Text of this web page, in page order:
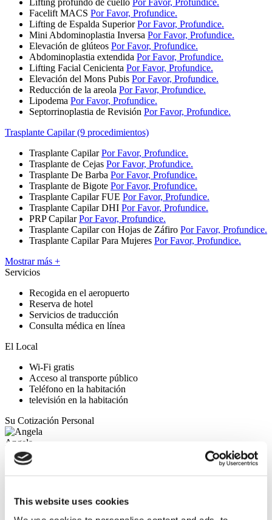
This website uses cookies
Facelift MACS Por Favor, Profundice.
Lifting de Espalda Superior Por Favor, Profundice.
Mini Abdominoplastia Inversa Por Favor, Profundice.
Elevación de glúteos Por Favor, Profundice.
Abdominoplastia extendida Por Favor, Profundice.
Lifting Facial Cenicienta Por Favor, Profundice.
Elevación del Mons Pubis Por Favor, Profundice.
Reducción de la areola Por Favor, Profundice.
Lipodema Por Favor, Profundice.
Septorrinoplastia de Revisión Por Favor, Profundice.
Trasplante Capilar (9 procedimientos)
Trasplante Capilar Por Favor, Profundice.
Trasplante de Cejas Por Favor, Profundice.
Trasplante De Barba Por Favor, Profundice.
Trasplante de Bigote Por Favor, Profundice.
Trasplante Capilar FUE Por Favor, Profundice.
Trasplante Capilar DHI Por Favor, Profundice.
PRP Capilar Por Favor, Profundice.
Trasplante Capilar con Hojas de Záfiro Por Favor, Profundice.
Trasplante Capilar Para Mujeres Por Favor, Profundice.
Mostrar más +
Servicios
Recogida en el aeropuerto
Reserva de hotel
Servicios de traducción
Consulta médica en línea
El Local
Wi-Fi gratis
Acceso al transporte público
Teléfono en la habitación
televisión en la habitación
Su Cotización Personal
Angela
Su Consultora Personal de Salud
Consulta gratuita en línea
Únase a la familia de pacientes felices de Flymedi
Solicite una Cotización Gratuita